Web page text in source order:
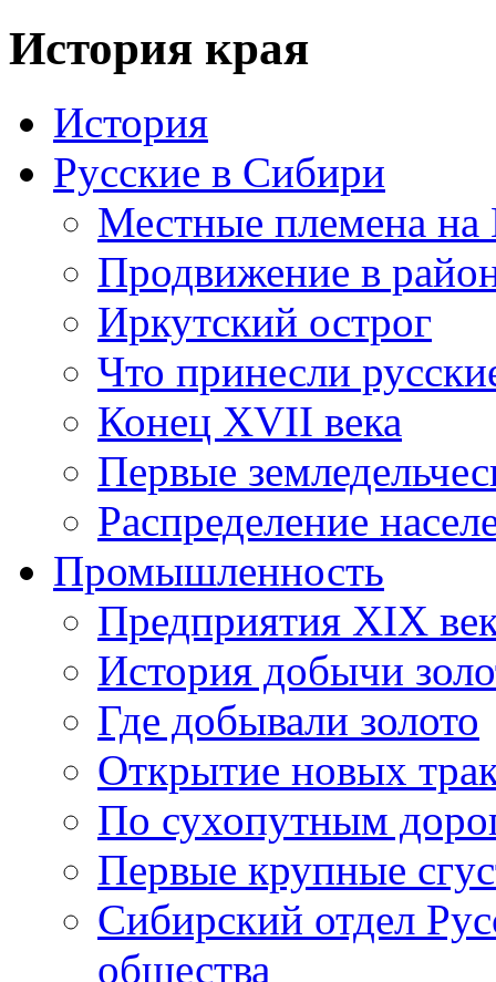
История края
История
Русские в Сибири
Местные племена на
Продвижение в
Иркутский острог
Что принесли
Конец XVII века
Первые
Распределение
Промышленность
Предприятия XIX
История добычи
Где добывали золото
Открытие новых
По сухопутным
Первые крупные
Си­бирский отдел
общества